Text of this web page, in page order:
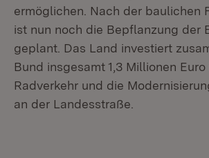
ermöglichen. Nach der baulichen
ist nun noch die Bepflanzung der
geplant. Das Land investiert
Bund insgesamt 1,3 Millionen Euro
Radverkehr und die
an der Landesstraße.